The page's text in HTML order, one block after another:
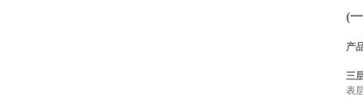
(
产
三
表